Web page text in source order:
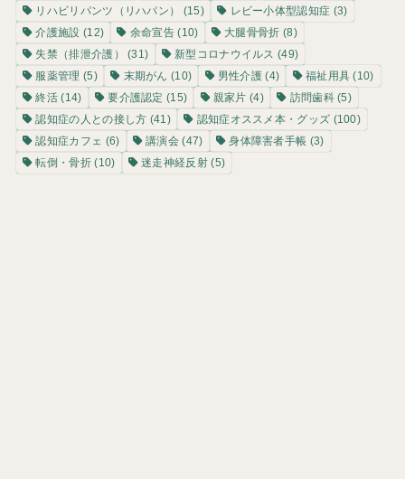
リハビリパンツ（リハパン）
(15) レビー小体型認知症 (3)
介護施設 (12) 余命宣告 (10) 大腿骨骨折 (8)
失禁（排泄介護）
(31) 新型コロナウイルス (49)
服薬管理 (5) 末期がん (10) 男性介護 (4) 福祉用具 (10)
終活 (14) 要介護認定 (15) 親家片 (4) 訪問歯科(5)
認知症の人との接し方 (41) 認知症オススメ本・グッズ (100)
認知症カフェ (6) 講演会 (47) 身体障害者手帳 (3)
転倒・骨折(10) 迷走神経反射(5)